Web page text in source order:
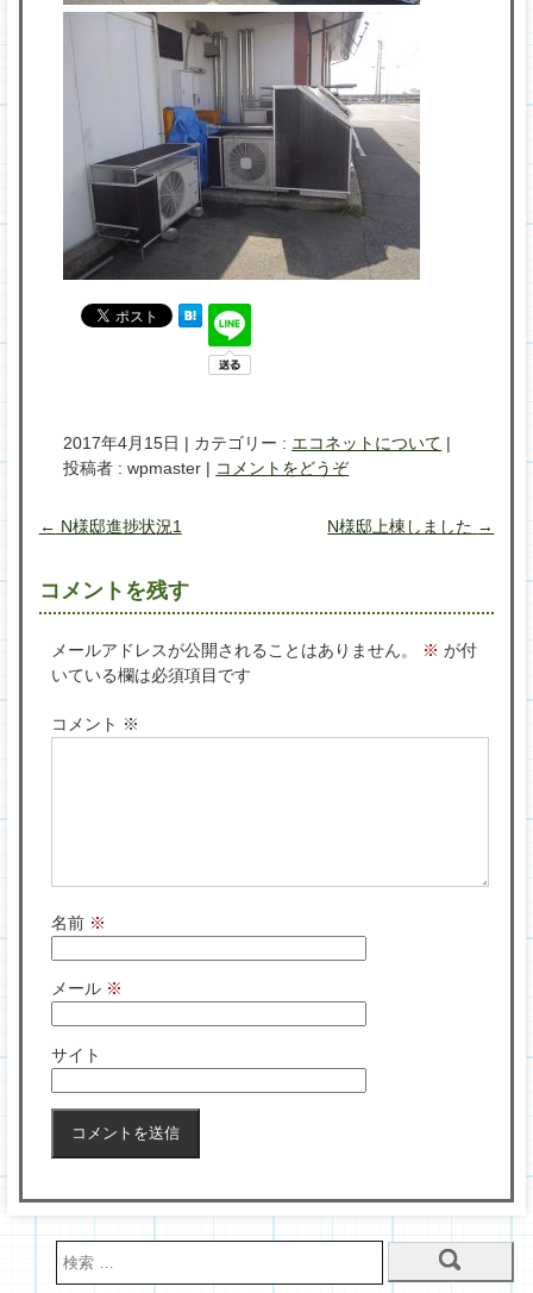
2017年4月15日 | カテゴリー : エコネットについて |
投稿者 : wpmaster | コメントをどうぞ
← N様邸進捗状況1 N様邸上棟しました →
コメントを残す
メールアドレスが公開されることはありません。 ※ が付
いている欄は必須項目です
コメント ※
名前 ※
メール ※
サイト